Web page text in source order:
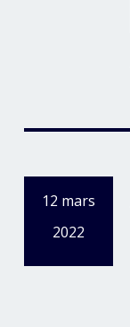
12 mars
2022